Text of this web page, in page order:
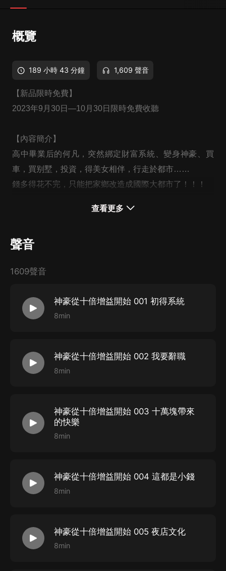
概覽
189 小時 43 分鐘 1,609 聲音
【新品限時免費】
2023年9月30日—10月30日限時免費收聽
【內容簡介】
高中畢業后的何凡，突然綁定財富系統、變身神豪、買
車，買别墅，投資，得美女相伴，行走於都市……
錢多得花不完，只能把家鄉改造成國際大都市了！！！
、本作品為付費有聲書，購買成功后，即可收聽。
何第三方平臺傳播，違者將追究其法律責任。
按鈕，將頁面分享至微信內使用微信支付完成購買。
谘詢在線客服：
第一步：您可在喜馬拉雅
第二步：如果您無法聯系上APP
內在線客服，可關注
【喜馬拉雅
APP
話：400-838-5616
查看更多
聲音
1609聲音
神豪從十倍增益開始 001 初得系統
8min
神豪從十倍增益開始 002 我要辭職
8min
神豪從十倍增益開始 003 十萬塊帶來
的快樂
8min
神豪從十倍增益開始 004 這都是小錢
8min
神豪從十倍增益開始 005 夜店文化
8min